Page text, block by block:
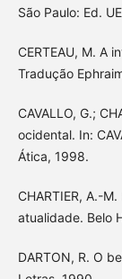
São Paulo: Ed.
CERTEAU, M. A
Tradução
CAVALLO, G.;
ocidental. In:
Ática, 1998.
CHARTIER, A.-
atualidade. Belo
DARTON, R. O